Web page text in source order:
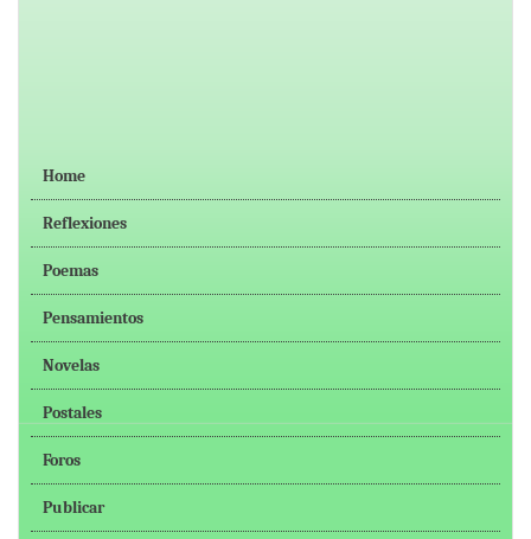
Home
Reflexiones
Poemas
Pensamientos
Novelas
Postales
Foros
Publicar